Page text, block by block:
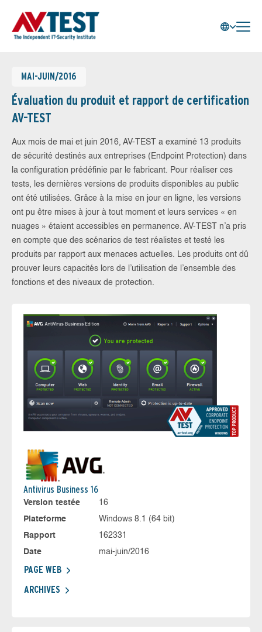
MAI-JUIN/2016
Évaluation du produit et rapport de certification
AV-TEST
Aux mois de mai et juin 2016, AV-TEST a examiné 13 produits
de sécurité destinés aux entreprises (Endpoint Protection) dans
la configuration prédéfinie par le fabricant. Pour réaliser ces
tests, les dernières versions de produits disponibles au public
ont été utilisées. Grâce à la mise en jour en ligne, les versions
ont pu être mises à jour à tout moment et leurs services « en
nuages » étaient accessibles en permanence. AV-TEST n’a pris
en compte que des scénarios de test réalistes et testé les
produits par rapport aux menaces actuelles. Les produits ont dû
prouver leurs capacités lors de l’utilisation de l’ensemble des
fonctions et des niveaux de protection.
Antivirus Business 16
Version testée
16
Plateforme
Windows 8.1 (64 bit)
Rapport
162331
Date
mai-juin/2016
PAGE WEB
ARCHIVES